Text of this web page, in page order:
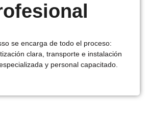
se encarga de todo el proceso:
clara, transporte e instalación
y personal capacitado.